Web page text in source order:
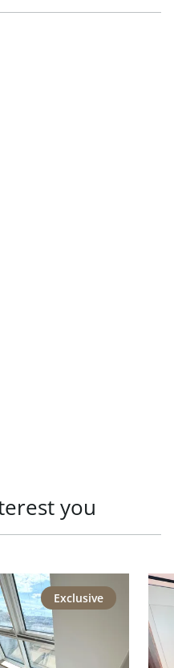
you
- Generalsaniertes
Exclusive
link